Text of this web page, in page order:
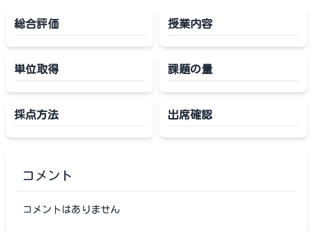
総合評価 授業内容
単位取得 課題の量
採点方法 出席確認
コメント
コメントはありません